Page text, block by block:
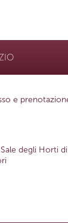
e
degli Horti